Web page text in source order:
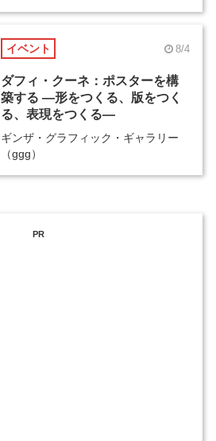
イベント 8/4
ダフィ・クーネ：ポスターを構
築する ―形をつくる、版をつく
る、表現をつくる―
ギンザ・グラフィック・ギャラリー
（ggg）
PR